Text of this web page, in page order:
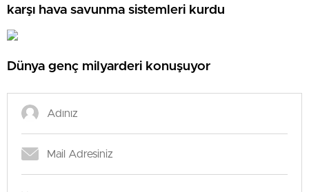
karşı hava savunma sistemleri kurdu
Dünya genç milyarderi konuşuyor